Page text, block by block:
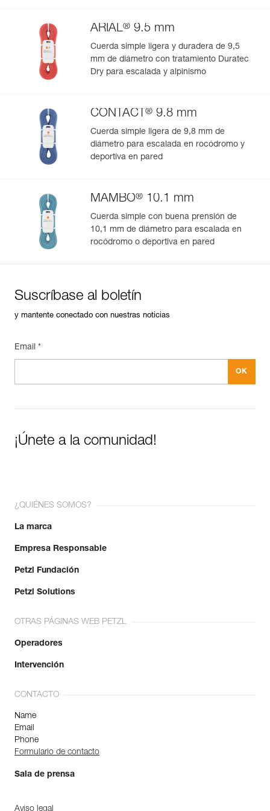
ARIAL® 9.5 mm
Cuerda simple ligera y duradera de 9,5
mm de diámetro con tratamiento Duratec
Dry para escalada y alpinismo
CONTACT ® 9.8 mm
Cuerda simple ligera de 9,8 mm de
diámetro para escalada en rocódromo y
deportiva en pared
MAMBO® 10.1 mm
Cuerda simple con buena prensión de
10,1 mm de diámetro para escalada en
rocódromo o deportiva en pared
Suscríbase al boletín
y mantente conectado con nuestras noticias
Email *
¡Únete a la comunidad!
¿QUIÉNES SOMOS?
La marca
Empresa Responsable
Petzl Fundación
Petzl Solutions
OTRAS PÁGINAS WEB PETZL
Operadores
Intervención
CONTACTO
Name
Email
Phone
Formulario de contacto
Sala de prensa
Aviso legal